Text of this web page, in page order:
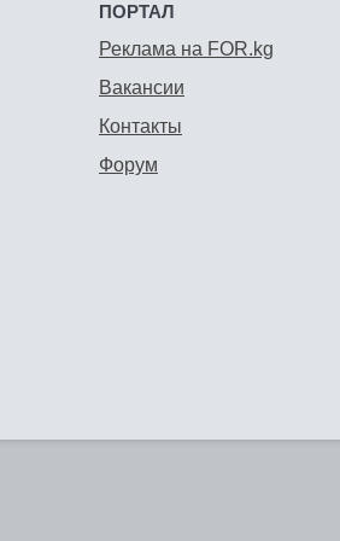
ПОРТАЛ
Реклама на FOR.kg
Вакансии
Контакты
Форум